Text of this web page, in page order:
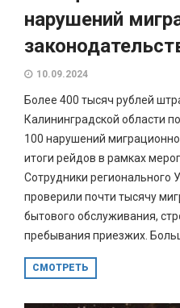
нарушений
10.09.2024
Более 400 тысяч рублей
Калининградской области
100 нарушений
итоги рейдов в рамках
Сотрудники регионального
проверили почти тысячу
бытового обслуживания,
пребывания приезжих.
СМОТРЕТЬ